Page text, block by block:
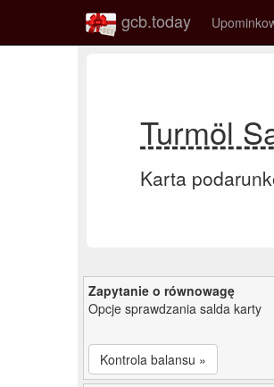
gcb.today
Turmöl
Karta
Zapytanie o równowagę
Opcje sprawdzania salda karty
Kontrola balansu »